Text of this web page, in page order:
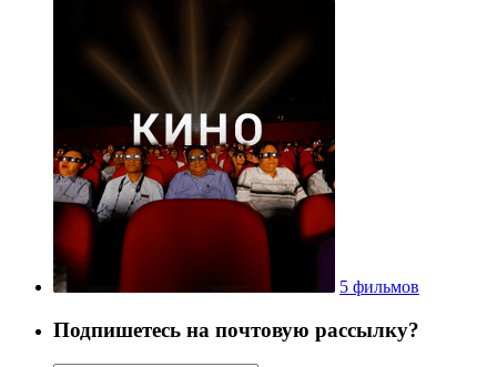
5 фильмов
Подпишетесь на почтовую рассылку?